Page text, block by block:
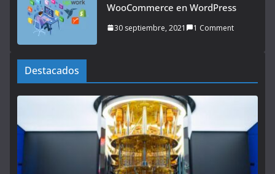
WooCommerce en WordPress
30 septiembre, 2021 1 Comment
Destacados